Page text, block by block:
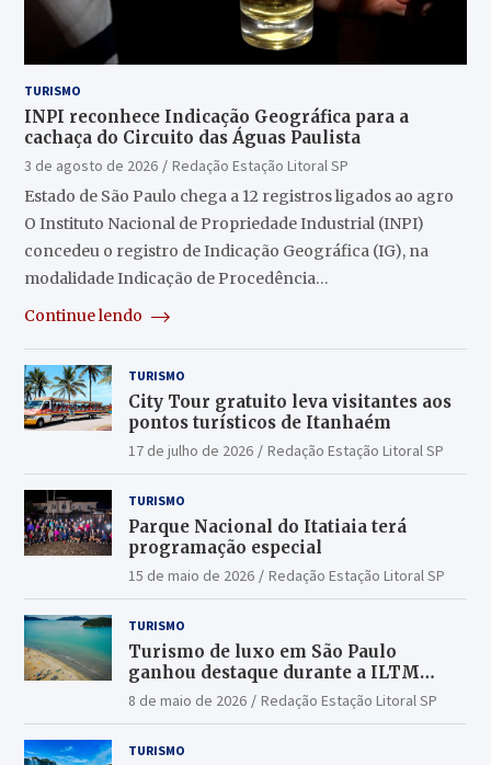
TURISMO
INPI reconhece Indicação Geográfica para a
cachaça do Circuito das Águas Paulista
3 de agosto de 2026
Redação Estação Litoral SP
Estado de São Paulo chega a 12 registros ligados ao agro
O Instituto Nacional de Propriedade Industrial (INPI)
concedeu o registro de Indicação Geográfica (IG), na
modalidade Indicação de Procedência…
Continue lendo
TURISMO
City Tour gratuito leva visitantes aos
pontos turísticos de Itanhaém
17 de julho de 2026 Redação Estação Litoral SP
TURISMO
Parque Nacional do Itatiaia terá
programação especial
15 de maio de 2026 Redação Estação Litoral SP
TURISMO
Turismo de luxo em São Paulo
ganhou destaque durante a ILTM
Latin America 2026
8 de maio de 2026 Redação Estação Litoral SP
TURISMO